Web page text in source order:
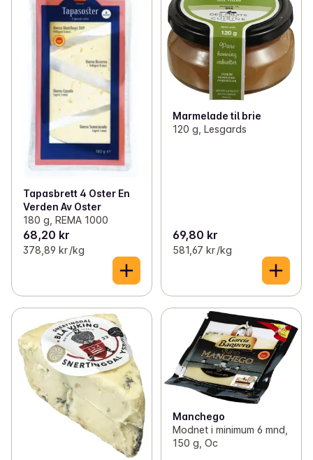
Tapasbrett 4 Oster En
Verden Av Oster
180 g, REMA 1000
68,20 kr
378,89 kr /kg
Marmelade til brie
120 g, Lesgards
69,80 kr
581,67 kr /kg
Manchego
Modnet i minimum 6 mnd,
150 g, Oc